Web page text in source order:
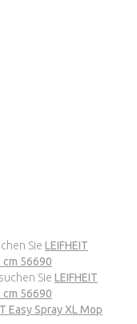
Sie LEIFHEIT
cm 56690
Sie LEIFHEIT
cm 56690
Easy Spray XL Mop